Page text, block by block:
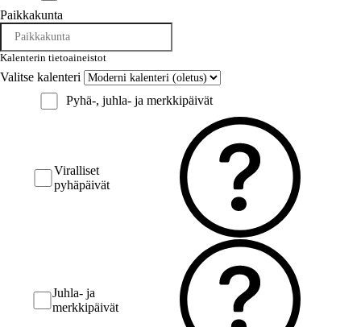
Paikkakunta
Kalenterin tietoaineistot
Valitse kalenteri
Pyhä-, juhla- ja merkkipäivät
Viralliset
pyhäpäivät
Juhla- ja
merkkipäivät